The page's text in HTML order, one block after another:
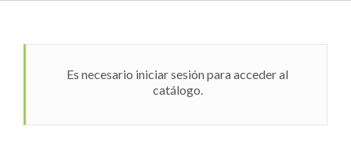
Es necesario iniciar sesión para acceder al
catálogo.